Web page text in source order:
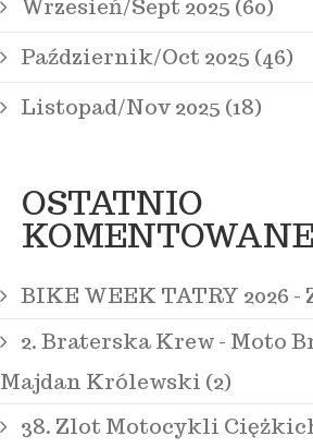
Wrzesień/Sept 2025 (60)
Październik/Oct 2025 (46)
Listopad/Nov 2025 (18)
OSTATNIO
KOMENTOWANE
BIKE WEEK TATRY 2026 -
2. Braterska Krew - Moto
Majdan Królewski (2)
38. Zlot Motocykli